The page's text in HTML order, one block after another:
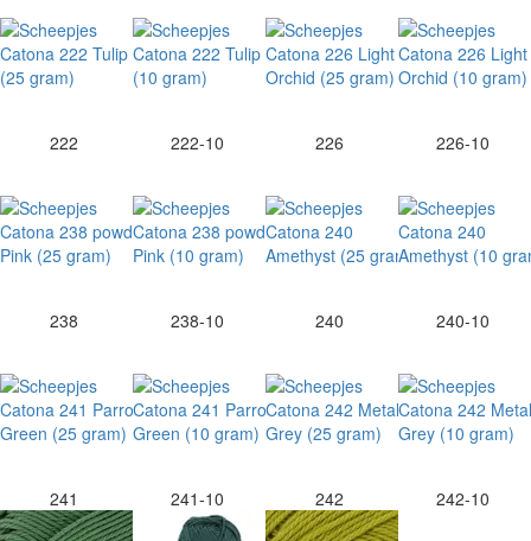
222 222-10 226 226-10
238 238-10 240 240-10
241 241-10 242 242-10